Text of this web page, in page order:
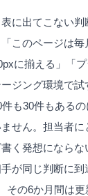
に出てこない
このページは毎
に揃える」「
ージング環境で
も30件もある
せん。担当者
く発想になら
が同じ判断に
その6か月間は